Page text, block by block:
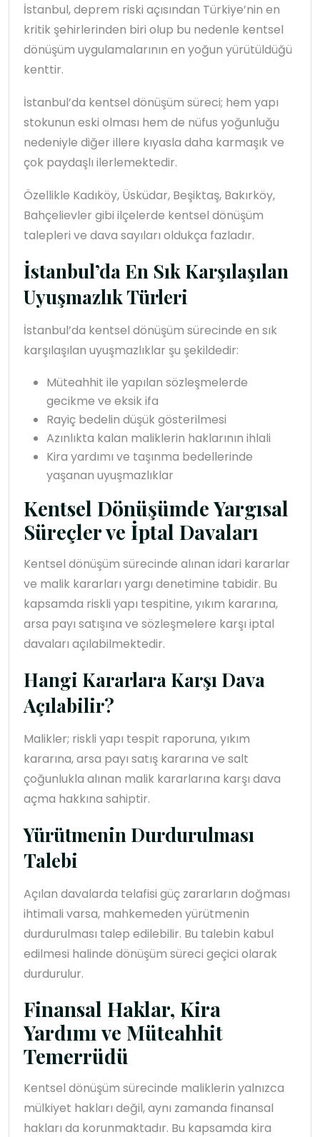
İstanbul, deprem riski açısından Türkiye’nin en
kritik şehirlerinden biri olup bu nedenle kentsel
dönüşüm uygulamalarının en yoğun yürütüldüğü
kenttir.
İstanbul’da kentsel dönüşüm süreci; hem yapı
stokunun eski olması hem de nüfus yoğunluğu
nedeniyle diğer illere kıyasla daha karmaşık ve
çok paydaşlı ilerlemektedir.
Özellikle Kadıköy, Üsküdar, Beşiktaş, Bakırköy,
Bahçelievler gibi ilçelerde kentsel dönüşüm
talepleri ve dava sayıları oldukça fazladır.
İstanbul’da En Sık Karşılaşılan
Uyuşmazlık Türleri
İstanbul’da kentsel dönüşüm sürecinde en sık
karşılaşılan uyuşmazlıklar şu şekildedir:
Müteahhit ile yapılan sözleşmelerde
gecikme ve eksik ifa
Rayiç bedelin düşük gösterilmesi
Azınlıkta kalan maliklerin haklarının ihlali
Kira yardımı ve taşınma bedellerinde
yaşanan uyuşmazlıklar
Kentsel Dönüşümde Yargısal
Süreçler ve İptal Davaları
Kentsel dönüşüm sürecinde alınan idari kararlar
ve malik kararları yargı denetimine tabidir. Bu
kapsamda riskli yapı tespitine, yıkım kararına,
arsa payı satışına ve sözleşmelere karşı iptal
davaları açılabilmektedir.
Hangi Kararlara Karşı Dava
Açılabilir?
Malikler; riskli yapı tespit raporuna, yıkım
kararına, arsa payı satış kararına ve salt
çoğunlukla alınan malik kararlarına karşı dava
açma hakkına sahiptir.
Yürütmenin Durdurulması
Talebi
Açılan davalarda telafisi güç zararların doğması
ihtimali varsa, mahkemeden yürütmenin
durdurulması talep edilebilir. Bu talebin kabul
edilmesi halinde dönüşüm süreci geçici olarak
durdurulur.
Finansal Haklar, Kira
Yardımı ve Müteahhit
Temerrüdü
Kentsel dönüşüm sürecinde maliklerin yalnızca
mülkiyet hakları değil, aynı zamanda finansal
hakları da korunmaktadır. Bu kapsamda kira